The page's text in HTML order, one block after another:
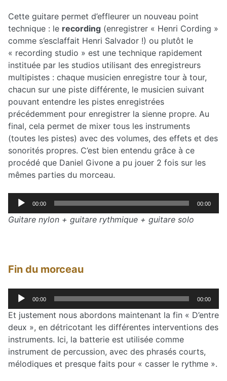
Cette guitare permet d’effleurer un nouveau point
technique : le recording (enregistrer « Henri Cording »
comme s’esclaffait Henri Salvador !) ou plutôt le
« recording studio » est une technique rapidement
instituée par les studios utilisant des enregistreurs
multipistes : chaque musicien enregistre tour à tour,
chacun sur une piste différente, le musicien suivant
pouvant entendre les pistes enregistrées
précédemment pour enregistrer la sienne propre. Au
final, cela permet de mixer tous les instruments
(toutes les pistes) avec des volumes, des effets et des
sonorités propres. C’est bien entendu grâce à ce
procédé que Daniel Givone a pu jouer 2 fois sur les
mêmes parties du morceau.
Lecteur
audio
00:00 00:00
Guitare nylon + guitare rythmique + guitare solo
Fin du morceau
Lecteur
audio
00:00 00:00
Et justement nous abordons maintenant la fin « D’entre
deux », en détricotant les différentes interventions des
instruments. Ici, la batterie est utilisée comme
instrument de percussion, avec des phrasés courts,
mélodiques et presque faits pour « casser le rythme ».